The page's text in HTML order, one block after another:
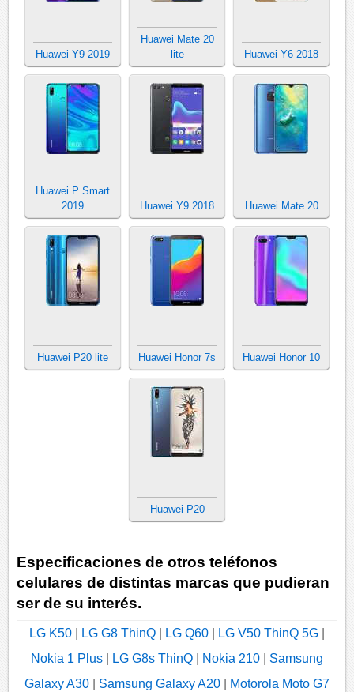
Huawei Y9 2019
Huawei Mate 20
lite
Huawei Y6 2018
Huawei P Smart
2019
Huawei Y9 2018 Huawei Mate 20
Huawei P20 lite Huawei Honor 7s Huawei Honor 10
Huawei P20
Especificaciones de otros teléfonos
celulares de distintas marcas que pudieran
ser de su interés.
LG K50 LG G8 ThinQ LG Q60 LG V50 ThinQ 5G
Nokia 1 Plus
LG G8s ThinQ Nokia 210
Samsung
Galaxy A30
Samsung Galaxy A20 Motorola Moto G7